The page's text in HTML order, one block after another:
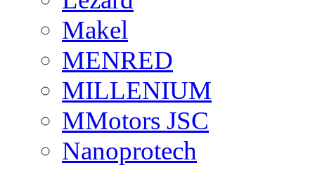
Makel
MENRED
MILLENIUM
MMotors JSC
Nanoprotech